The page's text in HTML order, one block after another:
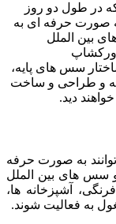
در طول دو روز
صورت حرفه ای به
بین الملل
ورکشاپ
سس های پایه،
و طراحی و ساخت
دید.
به صورت حرفه
سس های بین الملل
آشپزخانه ها،
به فعالیت شوند.